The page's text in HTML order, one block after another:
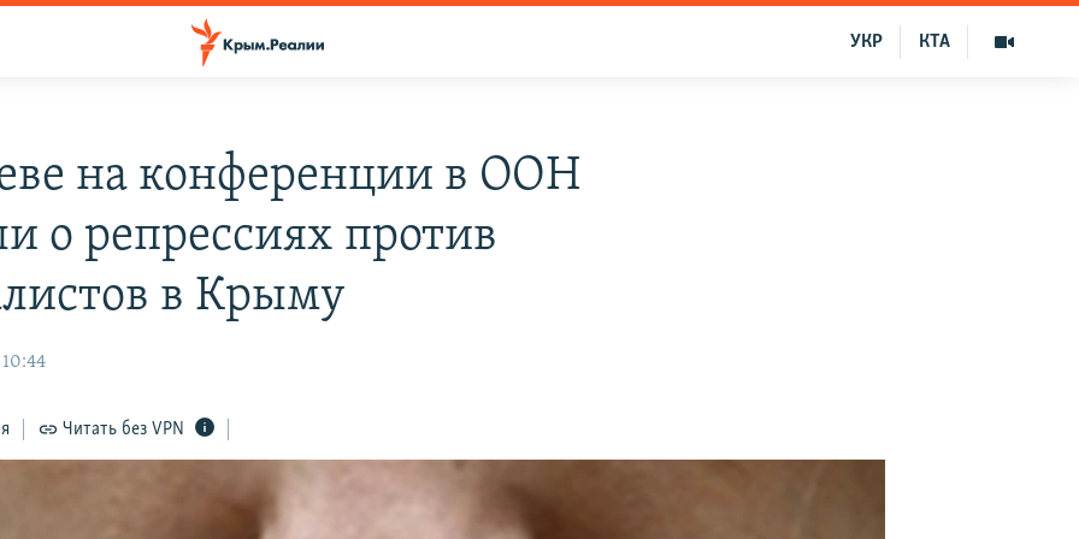
КТА
УКР
на конференции в ООН
о репрессиях против
в Крыму
10:44
Читать без VPN